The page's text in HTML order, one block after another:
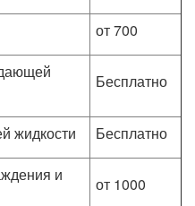
от 700
Бесплатно
жидкости
Бесплатно
и
от 1000